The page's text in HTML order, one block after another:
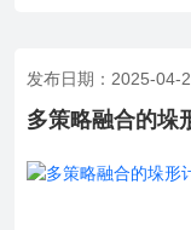
发布日期：2025-04-
多策略融合的垛